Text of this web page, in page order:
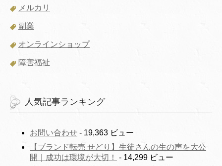
メルカリ
副業
オンラインショップ
障害福祉
人気記事ランキング
お問い合わせ - 19,363 ビュー
【ブランド転売 せどり】生徒さんの生の声を大公
開｜成功は環境が大切！
- 14,299 ビュー